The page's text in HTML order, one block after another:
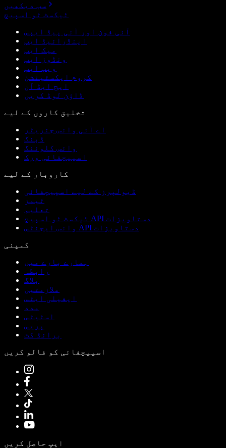
سب دیکھیں
ٹیکسٹ ٹو اسپیچ
آئی فون اور آئی پیڈ ایپس
اینڈرائیڈ ایپ
میک ایپ
ونڈوز ایپ
ویب ایپ
کروم ایکسٹینشن
ایج ایڈ آن
ڈاؤن لوڈ کریں
تخلیق کاروں کے لیے
اے آئی وائس جنریٹر
ڈبنگ
وائس کلوننگ
اسپیچفائی ورک
کاروبار کے لیے
ڈیولپرز کے لیے اسپیچفائی
ٹیمز
تعلیم
ٹیکسٹ ٹو اسپیچ API دستاویزات
وائس ایجنٹس API دستاویزات
کمپنی
ہمارے بارے میں
رابطہ
بلاگ
ملازمتیں
ایفیلی ایٹس
مدد
اسٹیٹس
پریس
برانڈ کٹ
اسپیچفائی کو فالو کریں
ایپ حاصل کریں